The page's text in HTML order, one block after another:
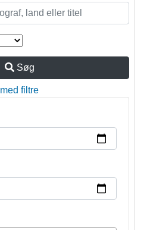
Søg
filtre